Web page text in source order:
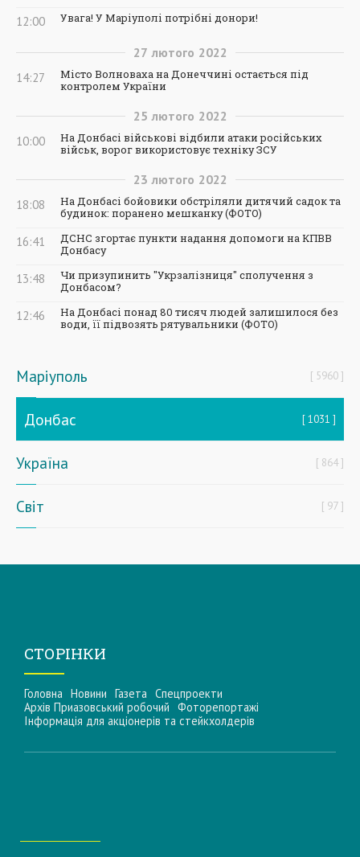
12:00 Увага! У Маріуполі потрібні донори!
27 лютого 2022
14:27
Місто Волноваха на Донеччині остається під
контролем України
25 лютого 2022
10:00
На Донбасі військові відбили атаки російських
військ, ворог використовує техніку ЗСУ
23 лютого 2022
18:08
На Донбасі бойовики обстріляли дитячий садок та
будинок: поранено мешканку (ФОТО)
16:41
ДСНС згортає пункти надання допомоги на КПВВ
Донбасу
13:48
Чи призупинить "Укрзалізниця" сполучення з
Донбасом?
12:46
На Донбасі понад 80 тисяч людей залишилося без
води, її підвозять рятувальники (ФОТО)
Маріуполь 5960
Донбас 1031
Україна 864
Світ 97
СТОРІНКИ
Головна Новини Газета Спецпроекти
Архів Приазовський робочий Фоторепортажі
Інформацiя для акцiонерiв та стейкхолдерiв